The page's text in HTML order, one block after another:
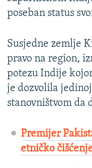
SVE KARTE DEJTONA
NASTANAK I RASPAD
poseban status
Susjedne zemlje
pravo na region,
potezu Indije
je dozvolila
stanovništvom da
Premijer
etničko